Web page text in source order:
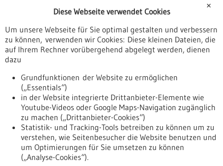
Veranstaltungen
Erscheinungsdatum
Nach oben
✕
Diese Webseite verwendet Cookies
Um unsere Webseite für Sie optimal gestalten und verbessern
zu können, verwenden wir Cookies: Diese kleinen Dateien, die
auf Ihrem Rechner vorübergehend abgelegt werden, dienen
dazu
Grundfunktionen der Website zu ermöglichen
(„Essentials“)
in der Website integrierte Drittanbieter-Elemente wie
Youtube-Videos oder Google Maps-Navigation zugänglich
zu machen („Drittanbieter-Cookies“)
Statistik- und Tracking-Tools betreiben zu können um zu
verstehen, wie Seitenbesucher die Website benutzen und
um Optimierungen für Sie umsetzen zu können
(„Analyse-Cookies“).